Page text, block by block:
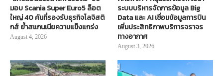
มอบ Scania Super Euro5 ล็อต
ใหญ่ 40 คันที่รองรับธุรกิจโลจิสติ
กส์ ย้ำสแกนเนียความแข็งแกร่ง
August 4, 2026
ระบบบริหารจัดการข้อมูล Big
Data และ AI เชื่อมข้อมูลการบิน
เพิ่มประสิทธิภาพบริการจราจร
ทางอากาศ
August 3, 2026